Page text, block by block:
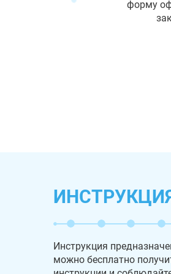
форму
Инструкция
можно бесплатно